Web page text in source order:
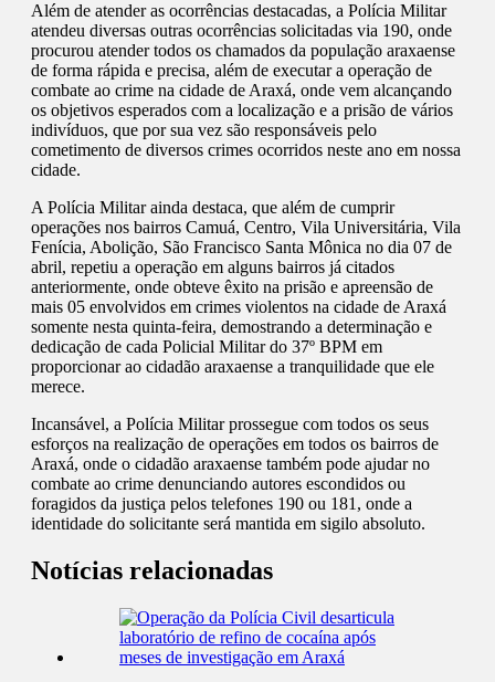
Além de atender as ocorrências destacadas, a Polícia Militar
atendeu diversas outras ocorrências solicitadas via 190, onde
procurou atender todos os chamados da população araxaense
de forma rápida e precisa, além de executar a operação de
combate ao crime na cidade de Araxá, onde vem alcançando
os objetivos esperados com a localização e a prisão de vários
indivíduos, que por sua vez são responsáveis pelo
cometimento de diversos crimes ocorridos neste ano em nossa
cidade.
A Polícia Militar ainda destaca, que além de cumprir
operações nos bairros Camuá, Centro, Vila Universitária, Vila
Fenícia, Abolição, São Francisco Santa Mônica no dia 07 de
abril, repetiu a operação em alguns bairros já citados
anteriormente, onde obteve êxito na prisão e apreensão de
mais 05 envolvidos em crimes violentos na cidade de Araxá
somente nesta quinta-feira, demostrando a determinação e
dedicação de cada Policial Militar do 37º BPM em
proporcionar ao cidadão araxaense a tranquilidade que ele
merece.
Incansável, a Polícia Militar prossegue com todos os seus
esforços na realização de operações em todos os bairros de
Araxá, onde o cidadão araxaense também pode ajudar no
combate ao crime denunciando autores escondidos ou
foragidos da justiça pelos telefones 190 ou 181, onde a
identidade do solicitante será mantida em sigilo absoluto.
Notícias relacionadas